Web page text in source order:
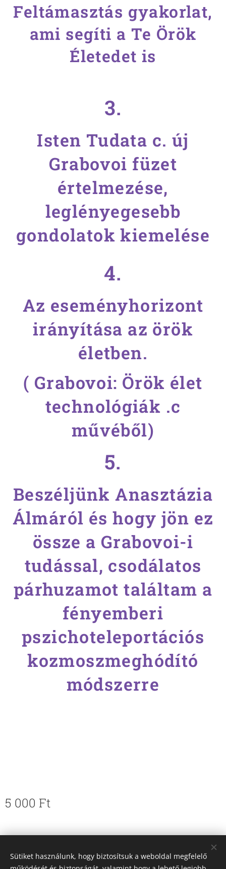
Feltámasztás gyakorlat,
ami segíti a Te Örök
Életedet is
3.
Isten Tudata c. új
Grabovoi füzet
értelmezése,
leglényegesebb
gondolatok kiemelése
4.
Az eseményhorizont
irányítása az örök
életben.
( Grabovoi: Örök élet
technológiák .c
művéből)
5.
Beszéljünk Anasztázia
Álmáról és hogy jön ez
össze a Grabovoi-i
tudással, csodálatos
párhuzamot találtam a
fényemberi
pszichoteleportációs
kozmoszmeghódító
módszerre
5 000 Ft
Az oldalt aWebnodeműködteti Sütik
Sütiket használunk, hogy biztosítsuk a weboldal megfelelő